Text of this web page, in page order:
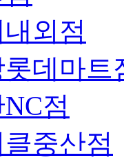
외점
롯데마트
점
중산점